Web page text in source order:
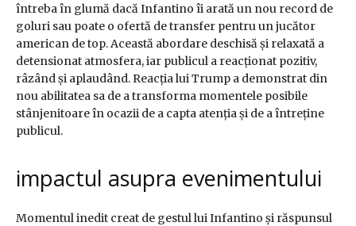
întreba în glumă dacă Infantino îi arată un nou record de
goluri sau poate o ofertă de transfer pentru un jucător
american de top. Această abordare deschisă și relaxată a
detensionat atmosfera, iar publicul a reacționat pozitiv,
râzând și aplaudând. Reacția lui Trump a demonstrat din
nou abilitatea sa de a transforma momentele posibile
stânjenitoare în ocazii de a capta atenția și de a întreține
publicul.
impactul asupra evenimentului
Momentul inedit creat de gestul lui Infantino și răspunsul